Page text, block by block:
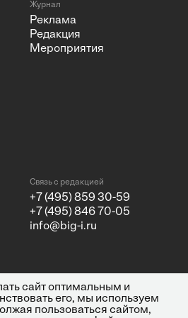
Журнал
Реклама
Редакция
Мероприятия
Связь с редакцией
+7 (495) 859 30-59
+7 (495) 846 70-05
info@big-i.ru
© 2026 ООО "Бизнес Инсайт
Медиа"
сайт оптимальным и
его, мы используем
пользоваться сайтом,